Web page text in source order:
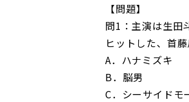
【問題】
問1：主演は生田
ヒットした、首
A．ハナミズキ
B．脳男
C．シーサイドモ